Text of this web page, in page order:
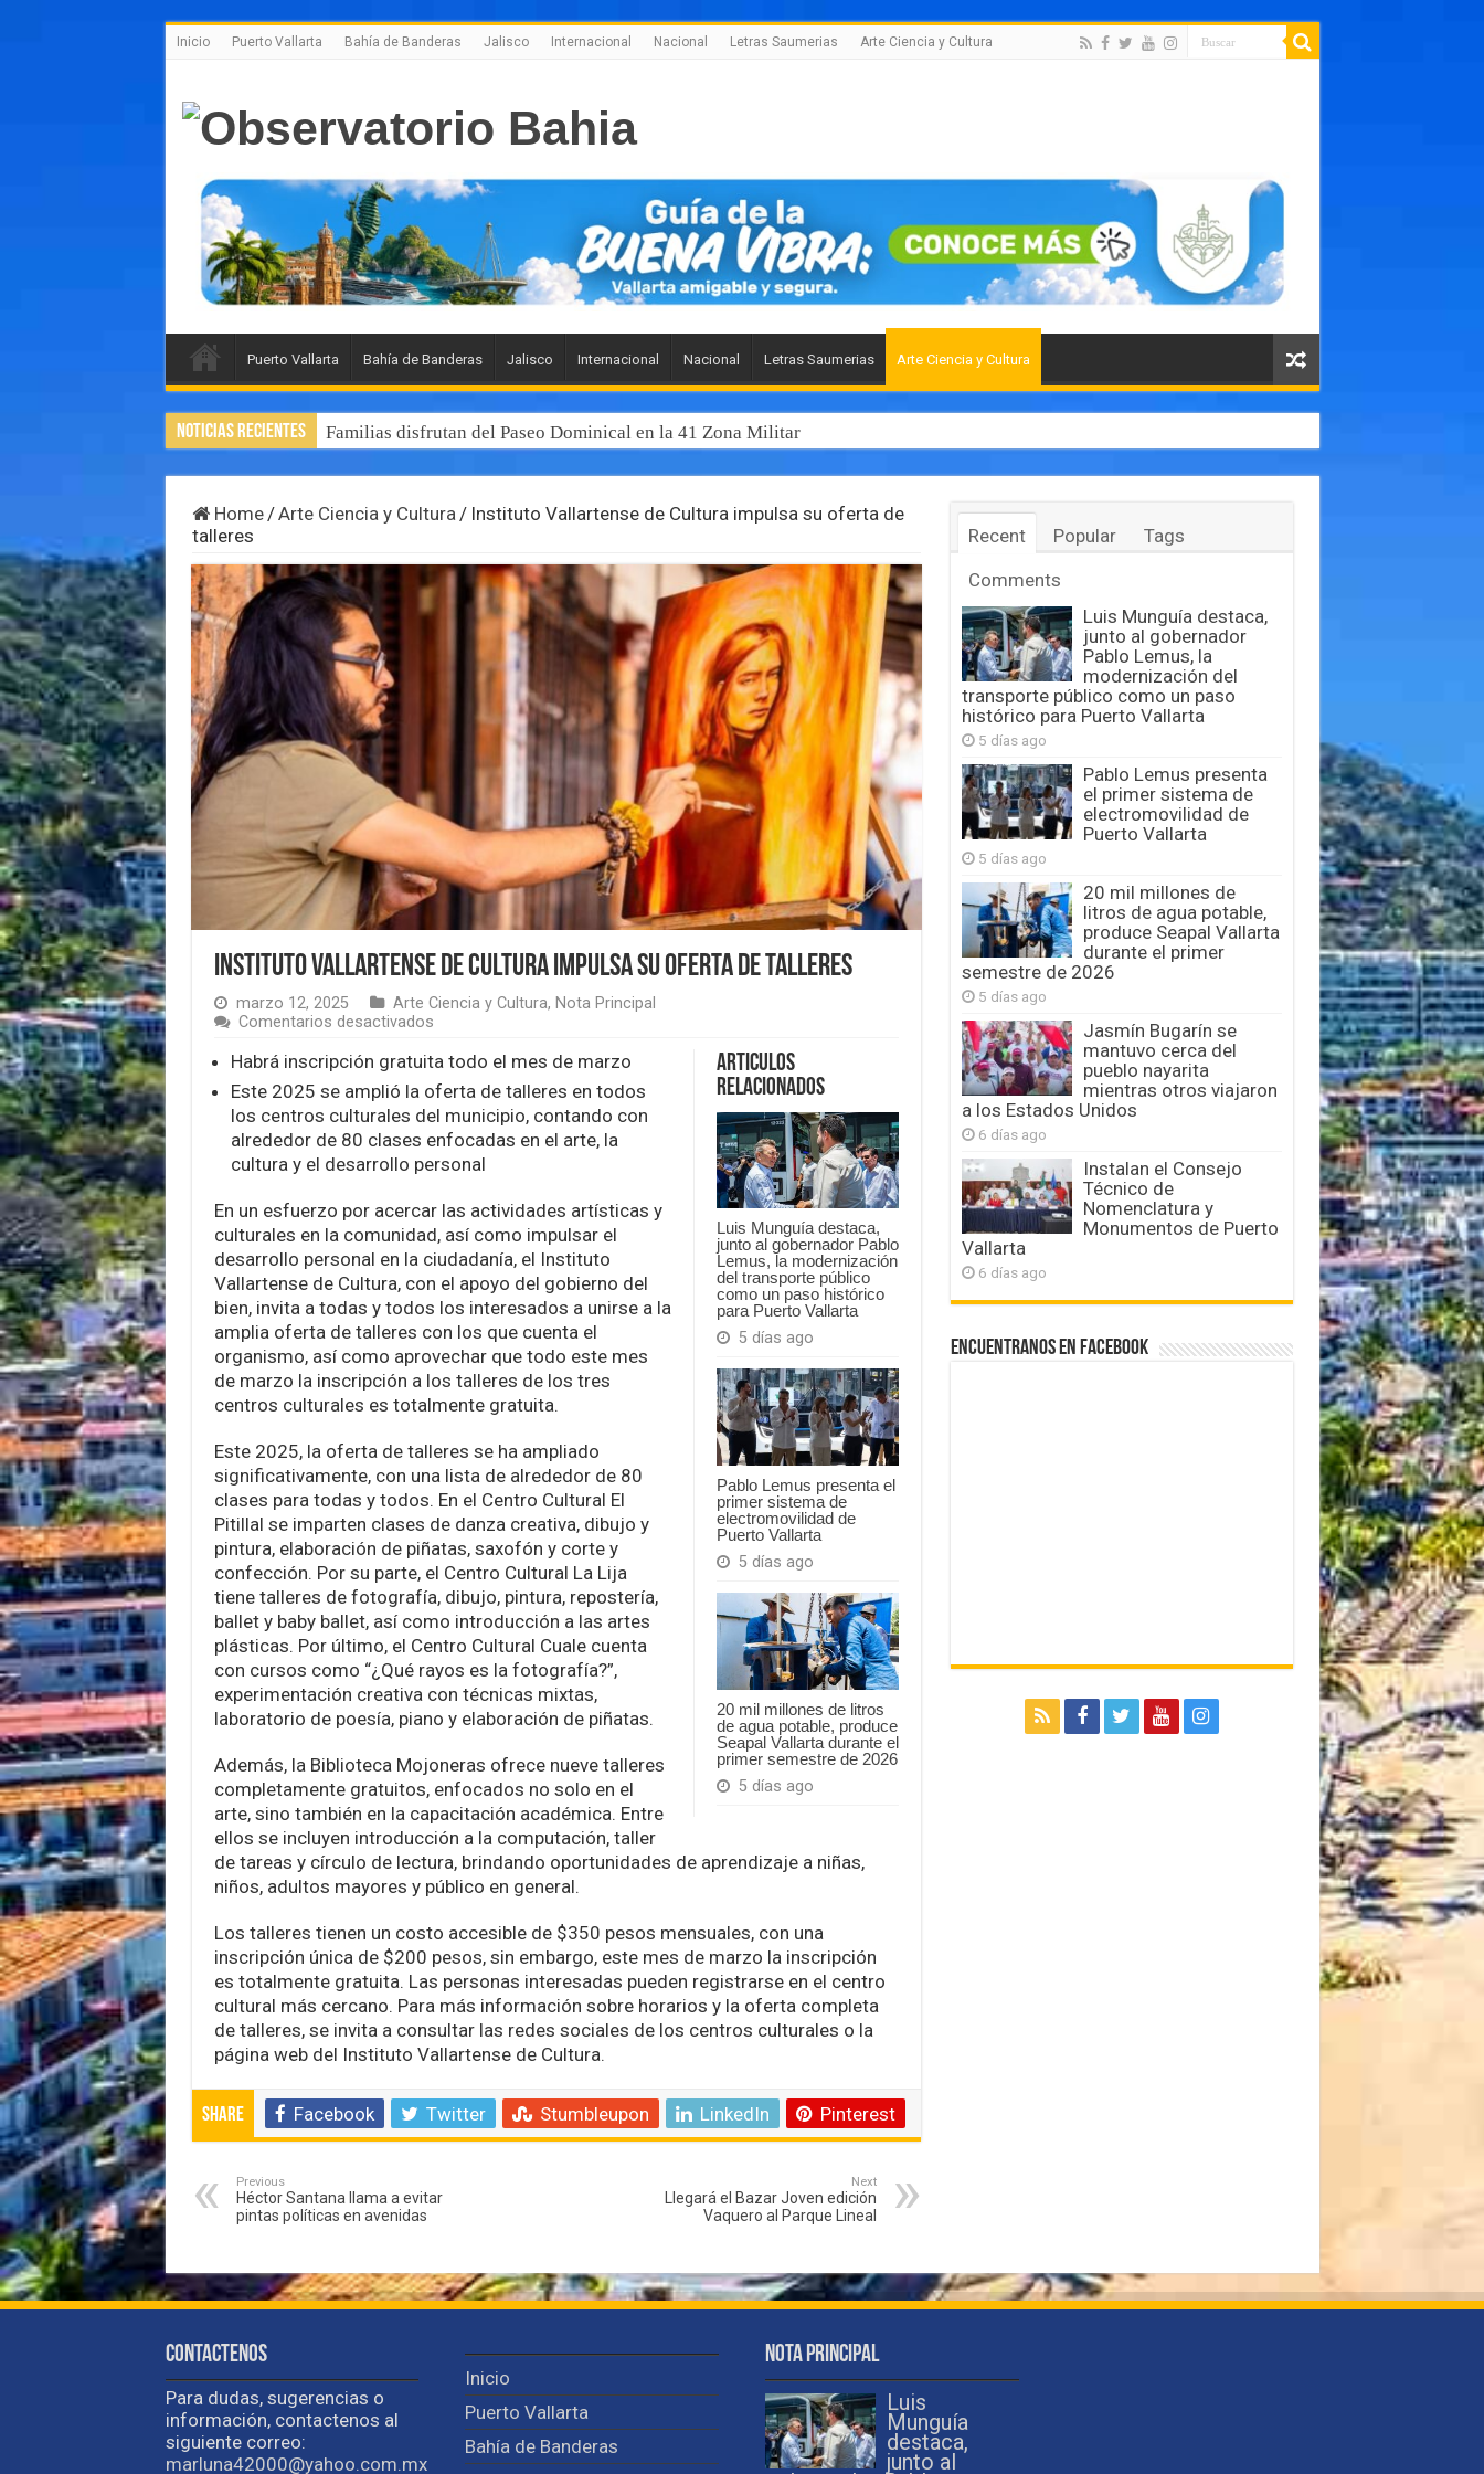
Inicio Puerto Vallarta Bahía de Banderas Jalisco Internacional Nacional Letras Saumerias Arte Ciencia y Cultura
Puerto Vallarta Bahía de Banderas Jalisco Internacional Nacional Letras Saumerias Arte Ciencia y Cultura
Noticias Recientes Familias disfrutan del Paseo Dominical en la 41 Zona Militar
Home /Arte Ciencia y Cultura / Instituto Vallartense de Cultura impulsa su oferta de
talleres
Instituto Vallartense de Cultura impulsa su oferta de talleres
marzo 12, 2025 Arte Ciencia y Cultura, Nota Principal
Comentarios desactivadosen
Vallartense
Cultura
impulsa
su
oferta
de
Articulos
Relacionados
Luis Munguía destaca,
junto al gobernador Pablo
Lemus, la modernización
del transporte público
como un paso histórico
para Puerto Vallarta
5 días ago
Pablo Lemus presenta el
primer sistema de
electromovilidad de
Puerto Vallarta
5 días ago
20 mil millones de litros
de agua potable, produce
Seapal Vallarta durante el
primer semestre de 2026
5 días ago
Habrá inscripción gratuita todo el mes de marzo
Este 2025 se amplió la oferta de talleres en todos
los centros culturales del municipio, contando con
alrededor de 80 clases enfocadas en el arte, la
cultura y el desarrollo personal
En un esfuerzo por acercar las actividades artísticas y
culturales en la comunidad, así como impulsar el
desarrollo personal en la ciudadanía, el Instituto
Vallartense de Cultura, con el apoyo del gobierno del
bien, invita a todas y todos los interesados a unirse a la
amplia oferta de talleres con los que cuenta el
organismo, así como aprovechar que todo este mes
de marzo la inscripción a los talleres de los tres
centros culturales es totalmente gratuita.
Este 2025, la oferta de talleres se ha ampliado
significativamente, con una lista de alrededor de 80
clases para todas y todos. En el Centro Cultural El
Pitillal se imparten clases de danza creativa, dibujo y
pintura, elaboración de piñatas, saxofón y corte y
confección. Por su parte, el Centro Cultural La Lija
tiene talleres de fotografía, dibujo, pintura, repostería,
ballet y baby ballet, así como introducción a las artes
plásticas. Por último, el Centro Cultural Cuale cuenta
con cursos como “¿Qué rayos es la fotografía?”,
experimentación creativa con técnicas mixtas,
laboratorio de poesía, piano y elaboración de piñatas.
Además, la Biblioteca Mojoneras ofrece nueve talleres
completamente gratuitos, enfocados no solo en el
arte, sino también en la capacitación académica. Entre
ellos se incluyen introducción a la computación, taller
de tareas y círculo de lectura, brindando oportunidades de aprendizaje a niñas,
niños, adultos mayores y público en general.
Los talleres tienen un costo accesible de $350 pesos mensuales, con una
inscripción única de $200 pesos, sin embargo, este mes de marzo la inscripción
es totalmente gratuita. Las personas interesadas pueden registrarse en el centro
cultural más cercano. Para más información sobre horarios y la oferta completa
de talleres, se invita a consultar las redes sociales de los centros culturales o la
página web del Instituto Vallartense de Cultura.
Share Facebook Twitter Stumbleupon LinkedIn Pinterest
Previous
Héctor Santana llama a evitar
pintas políticas en avenidas
Next
Llegará el Bazar Joven edición
Vaquero al Parque Lineal
Recent Popular
Tags
Comments
Luis Munguía destaca,
junto al gobernador
Pablo Lemus, la
modernización del
transporte público como un paso
histórico para Puerto Vallarta
5 días ago
Pablo Lemus presenta
el primer sistema de
electromovilidad de
Puerto Vallarta
5 días ago
20 mil millones de
litros de agua potable,
produce Seapal Vallarta
durante el primer
semestre de 2026
5 días ago
Jasmín Bugarín se
mantuvo cerca del
pueblo nayarita
mientras otros viajaron
a los Estados Unidos
6 días ago
Instalan el Consejo
Técnico de
Nomenclatura y
Monumentos de Puerto
Vallarta
6 días ago
Encuentranos en Facebook
Contactenos
Para dudas, sugerencias o
información, contactenos al
siguiente correo:
marluna42000@yahoo.com.mx
Inicio
Puerto Vallarta
Bahía de Banderas
Nota Principal
Luis
Munguía
destaca,
junto al